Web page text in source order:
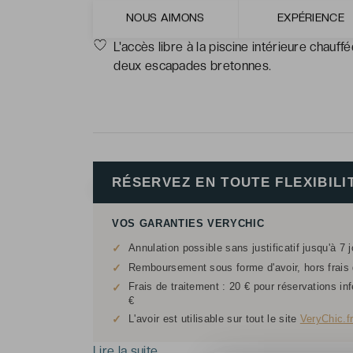
NOUS AIMONS EXPÉRIENCE
Les petits-déjeuners inclus, pour
L'accès libre à la piscine intérieure
deux escapades bretonnes.
RÉSERVEZ EN TOUTE
VOS GARANTIES VERYCHIC
✓ Annulation possible sans justificatif jusqu'à 7
✓ Remboursement sous forme d'avoir, hors
✓
Frais de traitement : 20 € pour réservations
€
✓ L'avoir est utilisable sur tout le site VeryChic.fr